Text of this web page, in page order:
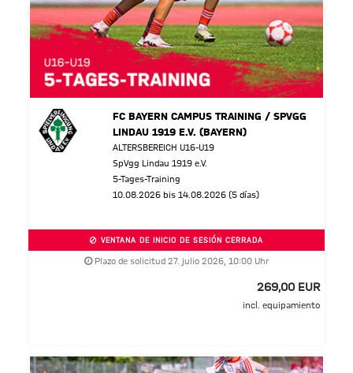
FC BAYERN CAMPUS TRAINING / SPVGG
LINDAU 1919 E.V. (BAYERN)
ALTERSBEREICH U16-U19
SpVgg Lindau 1919 e.V.
5-Tages-Training
10.08.2026 bis 14.08.2026 (5 días)
VENTANA DE INICIO DE SESIÓN CERRADA
Plazo de solicitud 27. julio 2026, 10:00 Uhr
269,00 EUR
incl. equipamiento